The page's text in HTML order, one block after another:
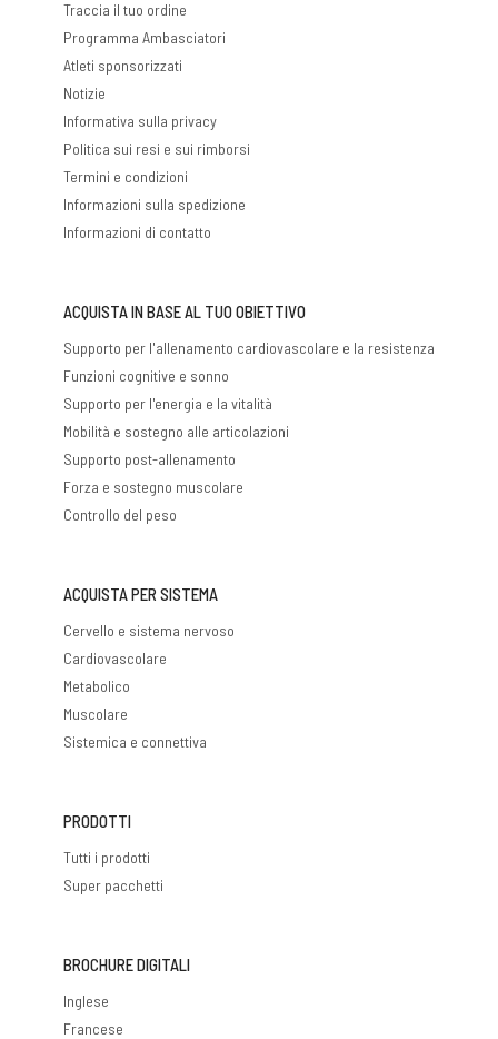
Traccia il tuo ordine
Programma Ambasciatori
Atleti sponsorizzati
Notizie
Informativa sulla privacy
Politica sui resi e sui rimborsi
Termini e condizioni
Informazioni sulla spedizione
Informazioni di contatto
ACQUISTA IN BASE AL TUO OBIETTIVO
Supporto per l'allenamento cardiovascolare e la resistenza
Funzioni cognitive e sonno
Supporto per l'energia e la vitalità
Mobilità e sostegno alle articolazioni
Supporto post-allenamento
Forza e sostegno muscolare
Controllo del peso
ACQUISTA PER SISTEMA
Cervello e sistema nervoso
Cardiovascolare
Metabolico
Muscolare
Sistemica e connettiva
PRODOTTI
Tutti i prodotti
Super pacchetti
BROCHURE DIGITALI
Inglese
Francese